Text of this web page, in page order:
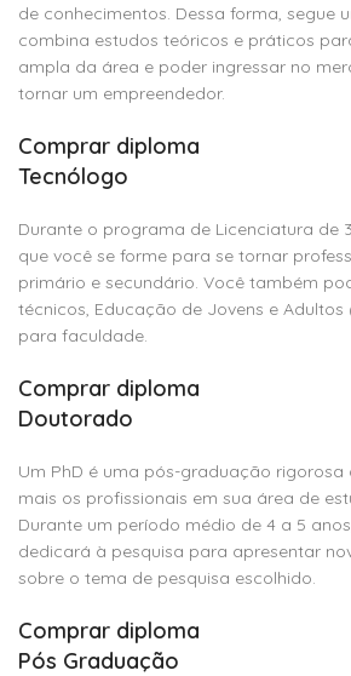
de conhecimentos. Dessa forma, segue
combina estudos teóricos e práticos
ampla da área e poder ingressar no
tornar um empreendedor.
Comprar diploma
Tecnólogo
Durante o programa de Licenciatura de
que você se forme para se tornar
primário e secundário. Você também
técnicos, Educação de Jovens e
para faculdade.
Comprar diploma
Doutorado
Um PhD é uma pós-graduação
mais os profissionais em sua área de
Durante um período médio de 4 a 5
dedicará à pesquisa para apresentar
sobre o tema de pesquisa escolhido.
Comprar diploma
Pós Graduação